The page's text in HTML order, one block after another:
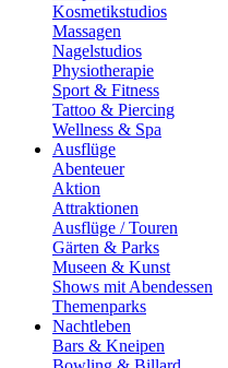
Kosmetikstudios
Massagen
Nagelstudios
Physiotherapie
Sport & Fitness
Tattoo & Piercing
Wellness & Spa
Ausflüge
Abenteuer
Aktion
Attraktionen
Ausflüge / Touren
Gärten & Parks
Museen & Kunst
Shows mit Abendessen
Themenparks
Nachtleben
Bars & Kneipen